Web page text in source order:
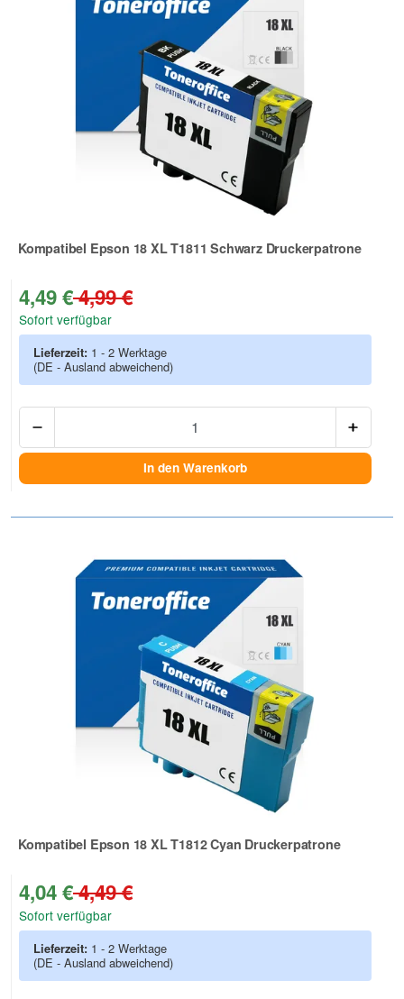
Kompatibel Epson 18 XL T1811 Schwarz Druckerpatrone
Zur Artikelbewertung
4,49 €4,99 €
Sofort verfügbar
Lieferzeit: 1 - 2 Werktage
(DE - Ausland abweichend)
In den Warenkorb
Kompatibel Epson 18 XL T1812 Cyan Druckerpatrone
Zur Artikelbewertung
4,04 €4,49 €
Sofort verfügbar
Lieferzeit: 1 - 2 Werktage
(DE - Ausland abweichend)